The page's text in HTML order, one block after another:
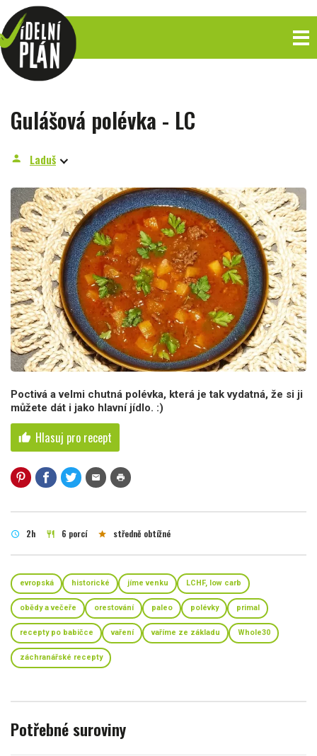
Gulášová polévka - LC
person Laduš
Poctivá a velmi chutná polévka, která je tak vydatná, že si ji
můžete dát i jako hlavní jídlo. :)
thumb_up Hlasuj pro recept
mail print
schedule 2h restaurant 6 porcí star středně obtížné
evropská historické jíme venku LCHF, low carb
obědy a večeře orestování paleo polévky primal
recepty po babičce vaření vaříme ze základu Whole30
záchranářské recepty
Potřebné suroviny